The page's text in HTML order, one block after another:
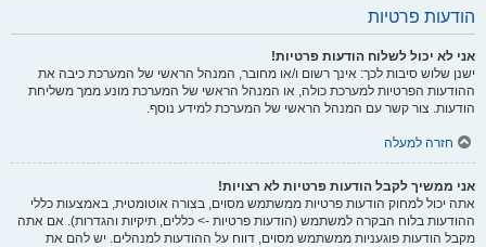
הודעות פרטיות
אני לא יכול לשלוח הודעות פרטיות!
ישנן שלוש סיבות לכך: אינך רשום ו/או מחובר, המנהל הראשי של המערכת כיבה את
ההודעות הפרטיות למערכת כולה, או המנהל הראשי של המערכת מונע ממך משליחת
הודעות. צור קשר עם המנהל הראשי של המערכת למידע נוסף.
חזרה למעלה
אני ממשיך לקבל הודעות פרטיות לא רצויות!
אתה יכול למחוק הודעות פרטיות ממשתמש מסוים, בצורה אוטומטית, באמצעות כללי
ההודעות בלוח הבקרה למשתמש (הודעות פרטיות -> כללים, תיקיות והגדרות). אם אתה
מקבל הודעות פוגעניות ממשתמש מסוים, דווח על ההודעות למנהלים. יש להם את